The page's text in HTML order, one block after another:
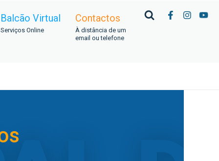
Balcão Virtual
Serviços Online
Contactos
À distância de um
email ou telefone